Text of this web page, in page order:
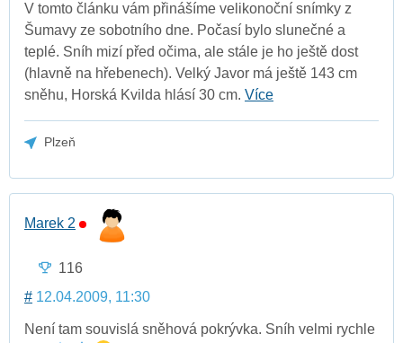
V tomto článku vám přinášíme velikonoční snímky z
Šumavy ze sobotního dne. Počasí bylo slunečné a
teplé. Sníh mizí před očima, ale stále je ho ještě dost
(hlavně na hřebenech). Velký Javor má ještě 143 cm
sněhu, Horská Kvilda hlásí 30 cm. Více
Plzeň
Marek 2
116
# 12.04.2009, 11:30
Není tam souvislá sněhová pokrývka. Sníh velmi rychle